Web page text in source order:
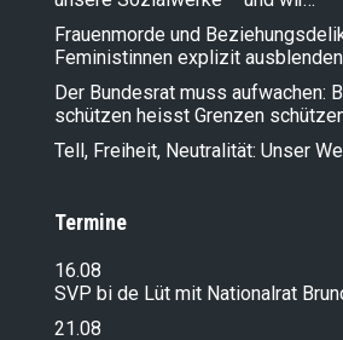
Frauenmorde und
Feministinnen explizit ausblenden
Der Bundesrat muss aufwachen:
schützen heisst Grenzen
Tell, Freiheit, Neutralität: Unser
Termine
16.08
SVP bi de Lüt mit Nationalrat
21.08